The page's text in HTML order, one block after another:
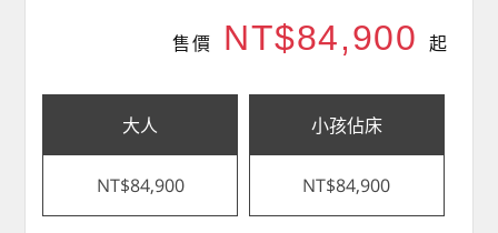
售價 NT$84,900 起
大人
NT$84,900
小孩佔床
NT$84,900